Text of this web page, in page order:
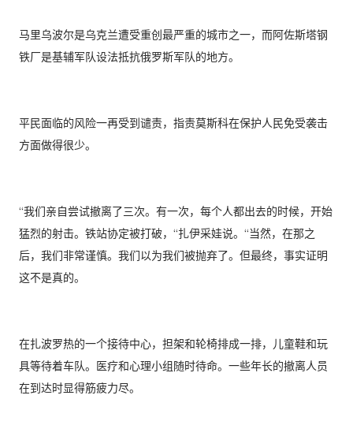
马里乌波尔是乌克兰遭受重创最严重的城市之一，而阿佐斯塔钢
铁厂是基辅军队设法抵抗俄罗斯军队的地方。
平民面临的风险一再受到谴责，指责莫斯科在保护人民免受袭击
方面做得很少。
“我们亲自尝试撤离了三次。有一次，每个人都出去的时候，开始
猛烈的射击。铁站协定被打破，“扎伊采娃说。“当然，在那之
后，我们非常谨慎。我们以为我们被抛弃了。但最终，事实证明
这不是真的。
在扎波罗热的一个接待中心，担架和轮椅排成一排，儿童鞋和玩
具等待着车队。医疗和心理小组随时待命。一些年长的撤离人员
在到达时显得筋疲力尽。